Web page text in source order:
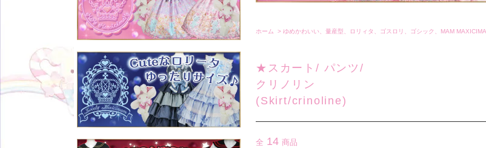
ホーム > ゆめかわいい、量産型、ロリィタ、ゴスロリ、ゴシック、MAM
★スカート/ パンツ/
クリノリン
(Skirt/crinoline)
全 14 商品